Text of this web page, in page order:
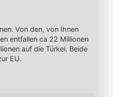
Von den, von Ihnen
entfallen ca 22 Millionen
auf die Türkei. Beide
EU.